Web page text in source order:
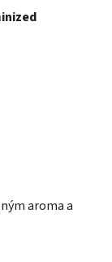
aroma a